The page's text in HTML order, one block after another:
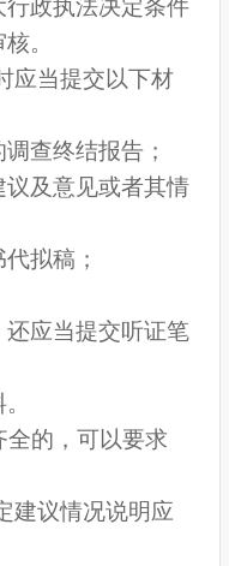
政执法决定条件
。
应当提交以下材
查终结报告；
议及意见或者其情
拟稿；
还应当提交听证笔
的，可以要求
建议情况说明应